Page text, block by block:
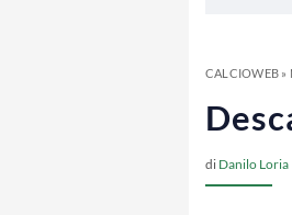
CALCIOWEB»
di Danilo Loria